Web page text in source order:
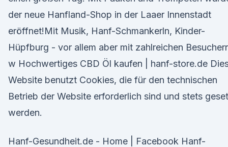
der neue Hanfland-Shop in der Laaer Innenstadt
eröffnet!Mit Musik, Hanf-Schmankerln, Kinder-
Hüpfburg - vor allem aber mit zahlreichen
w Hochwertiges CBD Öl kaufen | hanf-store.de
Website benutzt Cookies, die für den technischen
Betrieb der Website erforderlich sind und stets
werden.
Hanf-Gesundheit.de - Home | Facebook Hanf-